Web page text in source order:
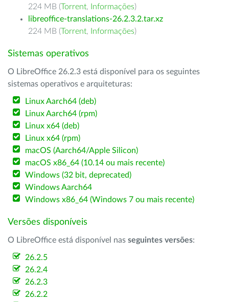
224 MB (Torrent, Informações)
libreoffice-translations-26.2.3.2.tar.xz
224 MB (Torrent, Informações)
Sistemas operativos
O LibreOffice 26.2.3 está disponível para os seguintes
sistemas operativos e arquiteturas:
Linux Aarch64 (deb)
Linux Aarch64 (rpm)
Linux x64 (deb)
Linux x64 (rpm)
macOS (Aarch64/Apple Silicon)
macOS x86_64 (10.14 ou mais recente)
Windows (32 bit, deprecated)
Windows Aarch64
Windows x86_64 (Windows 7 ou mais recente)
Versões disponíveis
O LibreOffice está disponível nas seguintes versões:
26.2.5
26.2.4
26.2.3
26.2.2